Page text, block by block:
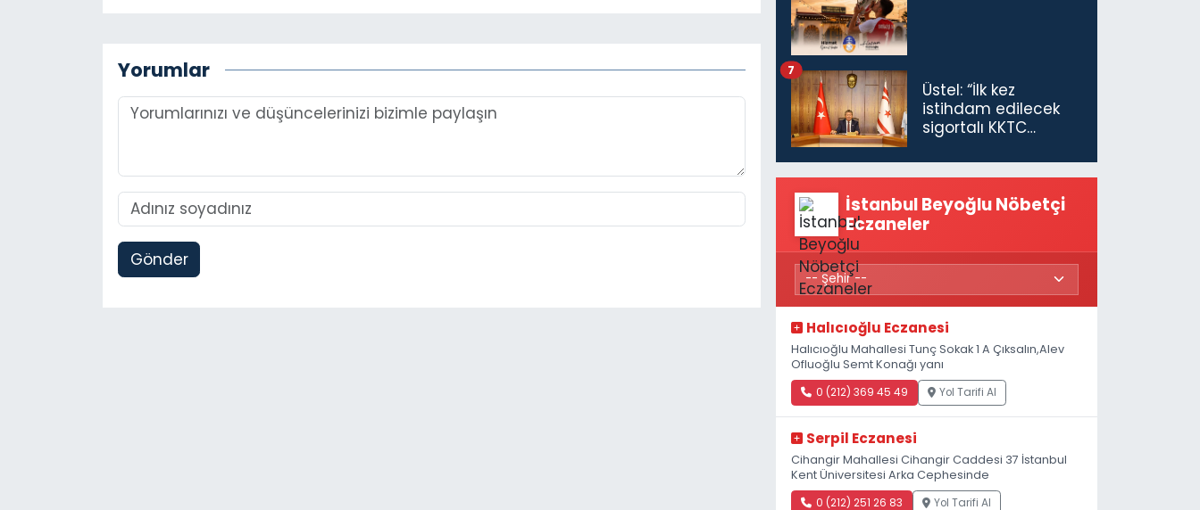
Yorumlar
Gönder
Üstel: “İlk kez
istihdam edilecek
sigortalı KKTC
maaş desteğini 35
bin TL'ye çıkardık”
7
İstanbul Beyoğlu Nöbetçi
Eczaneler
Halıcıoğlu Eczanesi
Halıcıoğlu Mahallesi Tunç Sokak 1 A Çıksalın,Alev
Ofluoğlu Semt Konağı yanı
0 (212) 369 45 49 Yol Tarifi Al
Serpil Eczanesi
Cihangir Mahallesi Cihangir Caddesi 37 İstanbul
Kent Üniversitesi Arka Cephesinde
0 (212) 251 26 83 Yol Tarifi Al